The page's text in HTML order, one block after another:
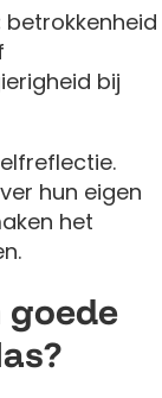
betrokkenheid
bij
hun eigen
het
goede